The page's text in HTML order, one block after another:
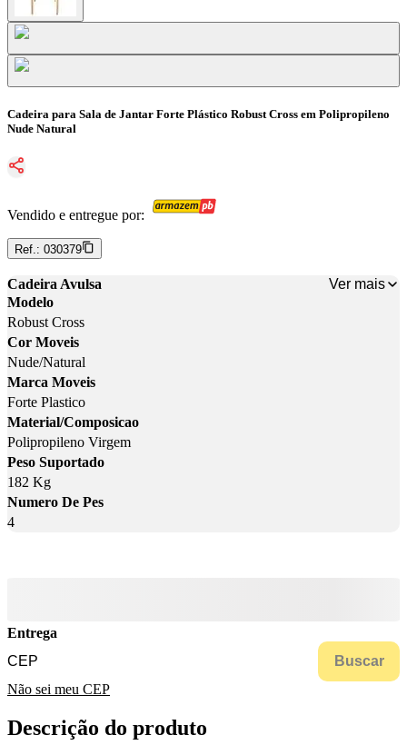
Cadeira para Sala de Jantar Forte Plástico Robust Cross em Polipropileno
Nude Natural
Vendido e entregue por:
Ref.: 030379
Cadeira Avulsa
Ver mais
Modelo
Robust Cross
Cor Moveis
Nude/Natural
Marca Moveis
Forte Plastico
Material/Composicao
Polipropileno Virgem
Peso Suportado
182 Kg
Numero De Pes
4
Entrega
Buscar
Não sei meu CEP
Descrição do produto